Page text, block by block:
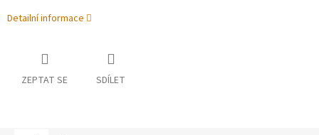
Detailní informace
ZEPTAT SE SDÍLET